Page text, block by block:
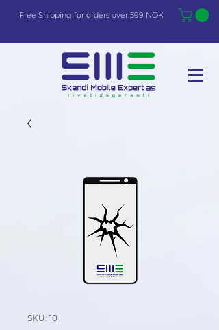
Free Shipping for orders over 599 NOK
SKU: 10